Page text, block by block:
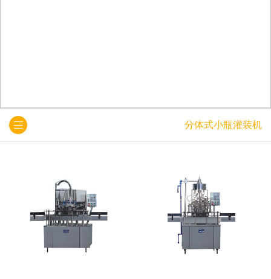
分体式小瓶灌装机